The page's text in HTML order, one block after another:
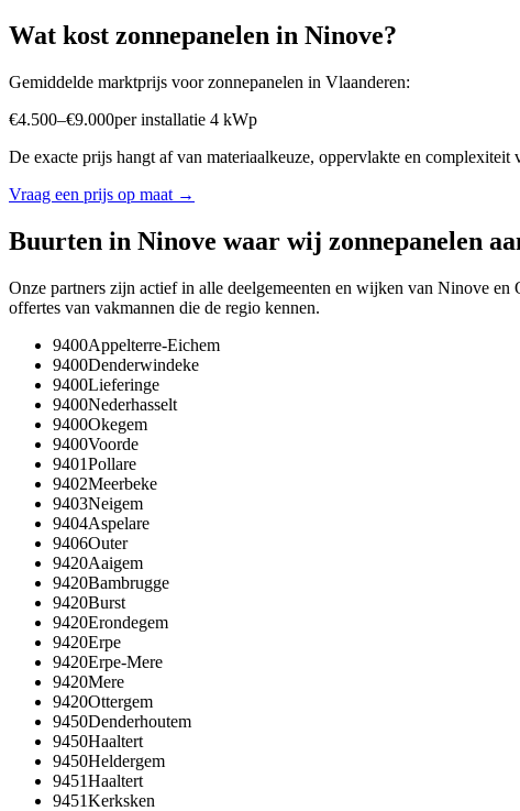
Wat kost zonnepanelen in Ninove?
Gemiddelde marktprijs voorzonnepanelen in Vlaanderen:
€4.500–€9.000perinstallatie 4 kWp
De exacte prijs hangt af van materiaalkeuze, oppervlakte en
Vraag een prijs op maat →
Buurten in Ninove waar wij zonnepanelen
Onze partners zijn actief in alle deelgemeenten en wijken van Ninove en
offertes van vakmannen die de regio kennen.
9400Appelterre-Eichem
9400Denderwindeke
9400Lieferinge
9400Nederhasselt
9400Okegem
9400Voorde
9401Pollare
9402Meerbeke
9403Neigem
9404Aspelare
9406Outer
9420Aaigem
9420Bambrugge
9420Burst
9420Erondegem
9420Erpe
9420Erpe-Mere
9420Mere
9420Ottergem
9450Denderhoutem
9450Haaltert
9450Heldergem
9451Haaltert
9451Kerksken